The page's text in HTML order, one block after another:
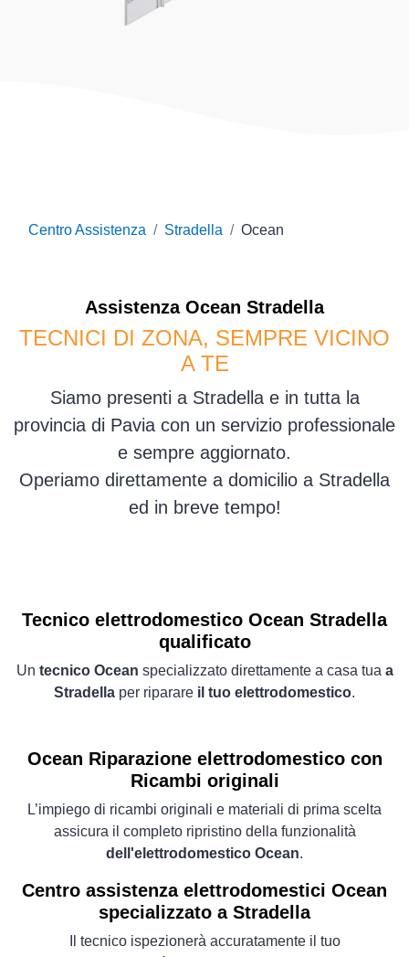
Centro Assistenza Stradella Ocean
Assistenza Ocean Stradella
TECNICI DI ZONA, SEMPRE VICINO
A TE
Siamo presenti a Stradella e in tutta la
provincia di Pavia con un servizio professionale
e sempre aggiornato.
Operiamo direttamente a domicilio a Stradella
ed in breve tempo!
Tecnico elettrodomestico Ocean Stradella
qualificato
Un tecnico Ocean specializzato direttamente a casa tua a
Stradella per riparare il tuo elettrodomestico.
Ocean Riparazione elettrodomestico con
Ricambi originali
L’impiego di ricambi originali e materiali di prima scelta
assicura il completo ripristino della funzionalità
dell'elettrodomestico Ocean.
Centro assistenza elettrodomestici Ocean
specializzato a Stradella
Il tecnico ispezionerà accuratamente il tuo